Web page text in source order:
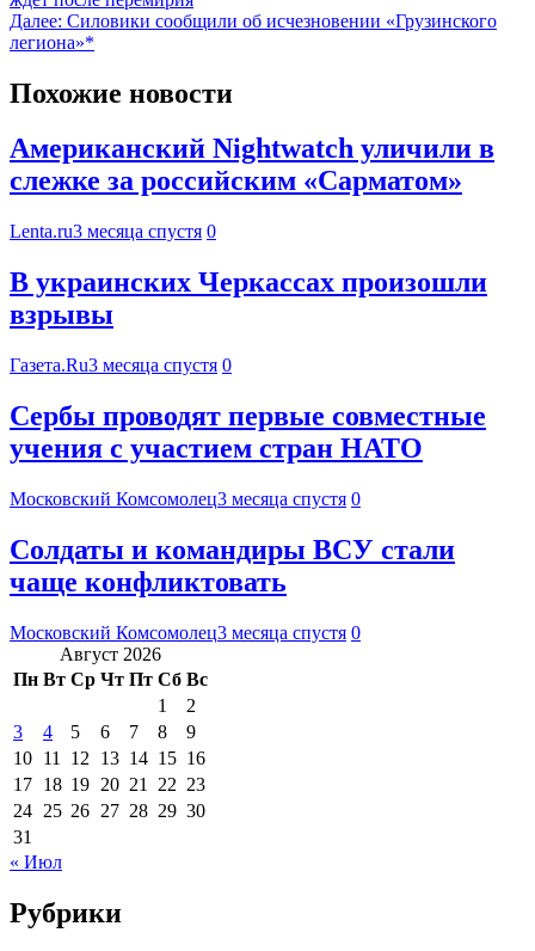
Далее: Силовики сообщили об исчезновении «Грузинского
легиона»*
Похожие новости
Американский Nightwatch уличили в
слежке за российским «Сарматом»
Lenta.ru3 месяца спустя 0
В украинских Черкассах произошли
взрывы
Газета.Ru3 месяца спустя 0
Сербы проводят первые совместные
учения с участием стран НАТО
Московский Комсомолец3 месяца спустя 0
Солдаты и командиры ВСУ стали
чаще конфликтовать
Московский Комсомолец3 месяца спустя 0
Август 2026
Пн Вт Ср Чт Пт Сб Вс
1
2
3
4 5 6 7 8
9
10 11 12 13 14 15 16
17 18 19 20 21 22 23
24 25 26 27 28 29 30
31
« Июл
Рубрики